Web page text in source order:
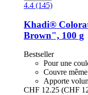
4.4 (145)
Khadi®
Brown", 100 g
Bestseller
Pour une
Couvre
Apporte
CHF 12.25 (CHF